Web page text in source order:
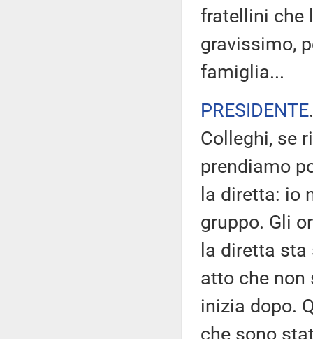
fratellini che
gravissimo,
famiglia...
PRESIDENTE
Colleghi, se
prendiamo
la diretta: io
gruppo. Gli
la diretta
atto che
inizia dopo.
che sono